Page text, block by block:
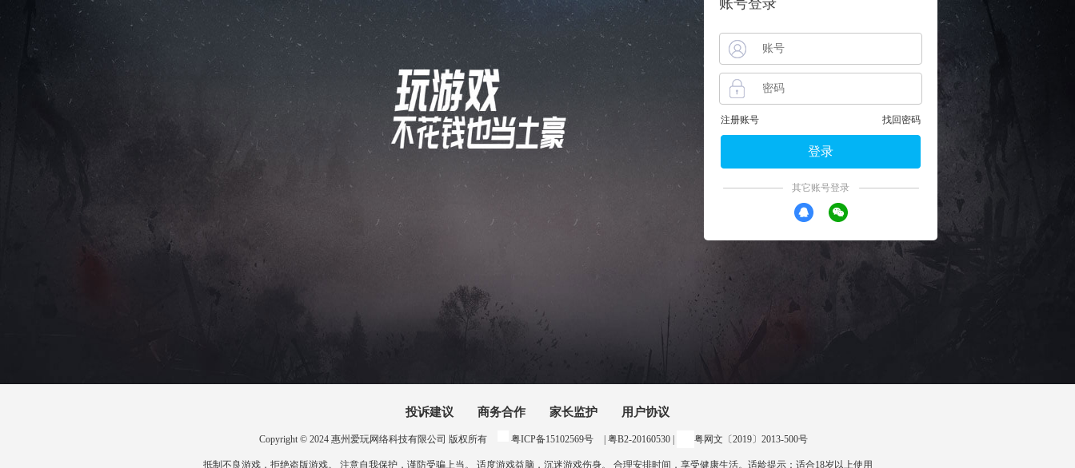
账号登录
注册账号 找回密码
登录
其它账号登录
投诉建议 商务合作 家长监护 用户协议
Copyright © 2024 惠州爱玩网络科技有限公司 版权所有 粤ICP备15102569号 | 粤B2-20160530 | 粤网文〔2019〕2013-500号
抵制不良游戏，拒绝盗版游戏。 注意自我保护，谨防受骗上当。 适度游戏益脑，沉迷游戏伤身。 合理安排时间，享受健康生活。适龄提示：适合18岁以上使用